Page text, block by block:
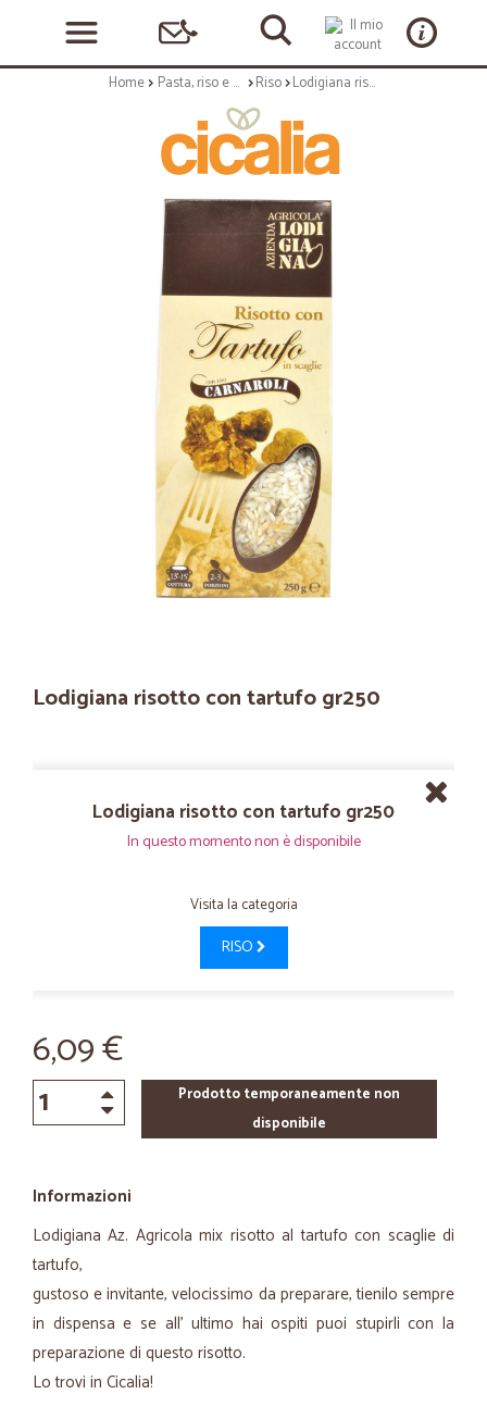
Home Pasta, riso e cerali Riso Lodigiana risotto con tartufo gr250
Lodigiana risotto con tartufo gr250
Lodigiana risotto con tartufo gr250
In questo momento non è disponibile
Visita la categoria
RISO
6,09 €
Prodotto temporaneamente non
disponibile
Informazioni
Lodigiana Az. Agricola mix risotto al tartufo con scaglie di
tartufo,
gustoso e invitante, velocissimo da preparare, tienilo sempre
in dispensa e se all' ultimo hai ospiti puoi stupirli con la
preparazione di questo risotto.
Lo trovi in Cicalia!